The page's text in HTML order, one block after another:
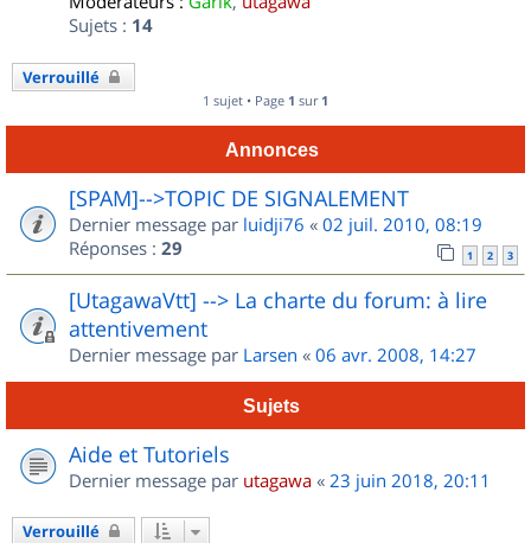
Sujets : 14
Verrouillé
1 sujet • Page 1 sur 1
Annonces
[SPAM]-->TOPIC DE SIGNALEMENT
Dernier message par luidji76 « 02 juil. 2010, 08:19
Réponses : 29 1 2 3
[UtagawaVtt] --> La charte du forum: à lire
attentivement
Dernier message par Larsen « 06 avr. 2008, 14:27
Sujets
Aide et Tutoriels
Dernier message par utagawa « 23 juin 2018, 20:11
Verrouillé